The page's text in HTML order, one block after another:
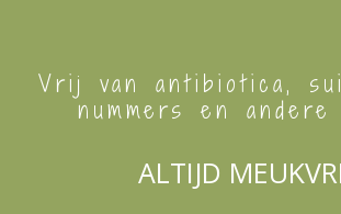
Vrij van antibiotica,
nummers en
ALTIJD